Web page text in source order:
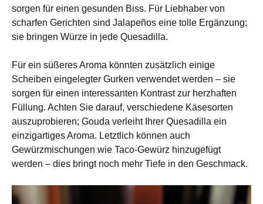
sorgen für einen gesunden Biss. Für Liebhaber von
scharfen Gerichten sind Jalapeños eine tolle Ergänzung;
sie bringen Würze in jede Quesadilla.
Für ein süßeres Aroma könnten zusätzlich einige
Scheiben eingelegter Gurken verwendet werden – sie
sorgen für einen interessanten Kontrast zur herzhaften
Füllung. Achten Sie darauf, verschiedene Käsesorten
auszuprobieren; Gouda verleiht Ihrer Quesadilla ein
einzigartiges Aroma. Letztlich können auch
Gewürzmischungen wie Taco-Gewürz hinzugefügt
werden – dies bringt noch mehr Tiefe in den Geschmack.